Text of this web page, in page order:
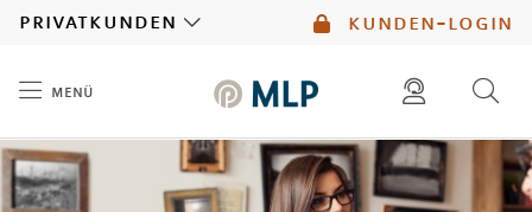
kunden-login
privatkunden
menü
diese website durchsuchen
mlp berater finden
Inhalt